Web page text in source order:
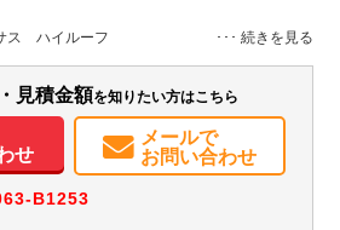
H:3,800
バックモニター
記録簿（一部含む）
ス ハイルーフ
見積金額を知りたい方はこちら
せ
メールで
お問い合わせ
B1253